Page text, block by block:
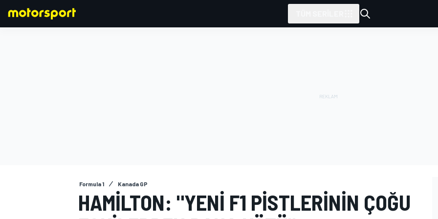
Formula 1 Kanada GP
HAMILTON: "YENI F1 PISTLERININ ÇOĞU